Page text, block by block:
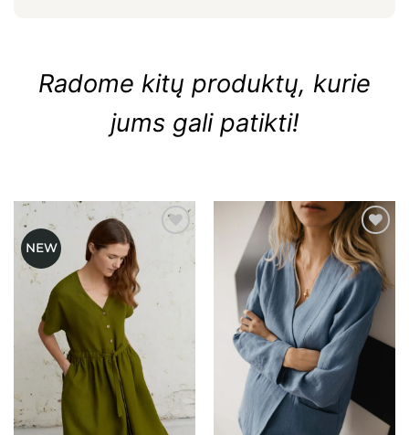
Radome kitų produktų, kurie
jums gali patikti!
NEW
Mėgstamiausias Mėgstamiausias